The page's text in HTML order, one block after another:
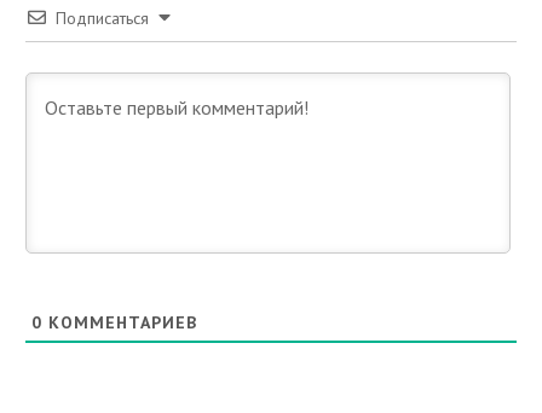
Подписаться
0 КОММЕНТАРИЕВ